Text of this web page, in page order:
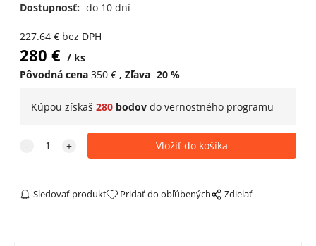
Dostupnosť: do 10 dní
227.64€ bez DPH
280 €
ks
Pôvodná cena 350€ Zľava 20%
Kúpou získaš 280bodovdo vernostného programu
Sledovať produkt Pridať do obľúbených Zdielať